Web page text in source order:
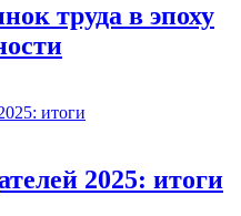
труда в эпоху
2025: итоги